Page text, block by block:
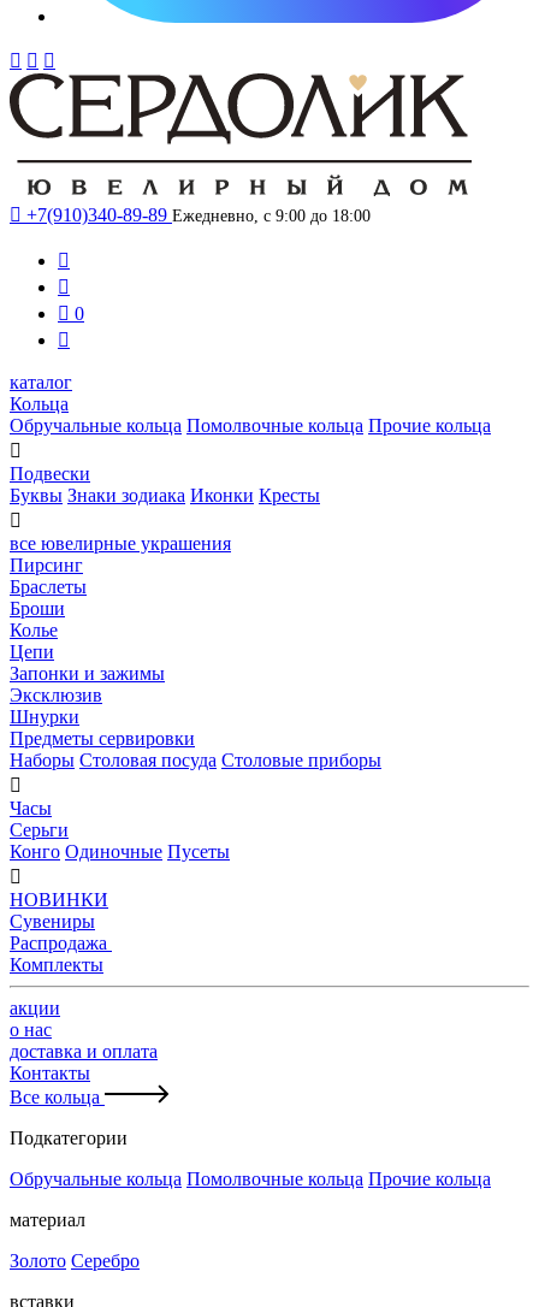
  
 +7(910)340-89-89 Ежедневно, с 9:00 до 18:00


 0

каталог
Кольца
Обручальные кольца Помолвочные кольца Прочие кольца

Подвески
Буквы Знаки зодиака Иконки Кресты

все ювелирные украшения
Пирсинг
Браслеты
Броши
Колье
Цепи
Запонки и зажимы
Эксклюзив
Шнурки
Предметы сервировки
Наборы Столовая посуда Столовые приборы

Часы
Серьги
Конго Одиночные Пусеты

НОВИНКИ
Сувениры
Распродажа
Комплекты
акции
о нас
доставка и оплата
Контакты
Все кольца
Подкатегории
Обручальные кольца Помолвочные кольца Прочие кольца
материал
Золото Серебро
вставки